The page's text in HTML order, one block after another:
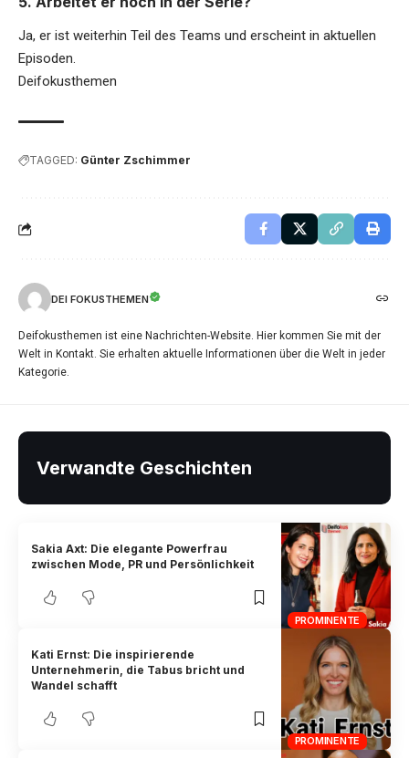
Ja, er ist weiterhin Teil des Teams und erscheint in aktuellen
Episoden.
Deifokusthemen
TAGGED: Günter Zschimmer
DEI FOKUSTHEMEN
Deifokusthemen ist eine Nachrichten-Website. Hier kommen Sie mit der
Welt in Kontakt. Sie erhalten aktuelle Informationen über die Welt in jeder
Kategorie.
Verwandte Geschichten
PROMINENTE
Sakia Axt: Die elegante Powerfrau
zwischen Mode, PR und Persönlichkeit
PROMINENTE
Kati Ernst: Die inspirierende
Unternehmerin, die Tabus bricht und
Wandel schafft